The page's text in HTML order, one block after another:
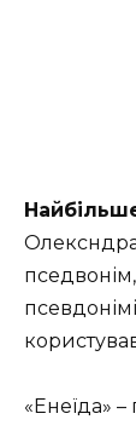
Олексндра
«Енеїда»